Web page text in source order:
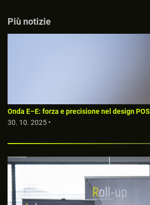
Più notizie
Onda E–E: forza e precisione nel design POS
30. 10. 2025 •